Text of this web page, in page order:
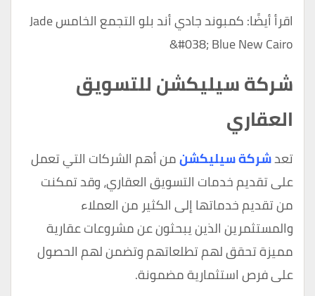
اقرأ أيضًا:
كمبوند جادي أند بلو التجمع الخامس Jade
&#038; Blue New Cairo
شركة سيليكشن للتسويق
العقاري
تعدشركة سيليكشنمن أهم الشركات التي تعمل
على تقديم خدمات التسويق العقاري، وقد تمكنت
من تقديم خدماتها إلى الكثير من العملاء
والمستثمرين الذين يبحثون عن مشروعات عقارية
مميزة تحقق لهم تطلعاتهم وتضمن لهم الحصول
على فرص استثمارية مضمونة.